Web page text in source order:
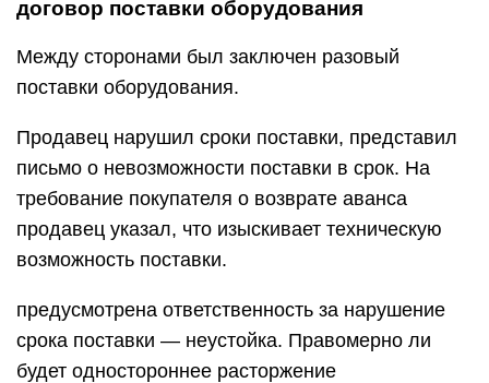
договор поставки оборудования
Между сторонами был заключен разовый
поставки оборудования.
Продавец нарушил сроки поставки, представил
письмо о невозможности поставки в срок. На
требование покупателя о возврате аванса
продавец указал, что изыскивает техническую
возможность поставки.
предусмотрена ответственность за нарушение
срока поставки — неустойка. Правомерно ли
будет одностороннее расторжение